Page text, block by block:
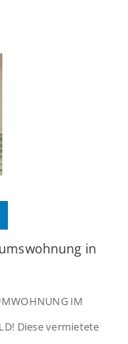
welche sich wie
der Wohnung
praktischen Diele,
für eine […]
in
IM
Diese vermietete